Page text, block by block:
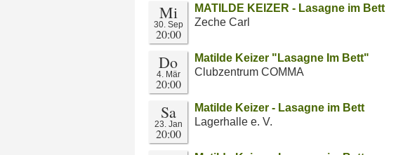
Mi
30. Sep
20:00
MATILDE KEIZER - Lasagne im Bett
Zeche Carl
Do
4. Mär
20:00
Matilde Keizer "Lasagne Im Bett"
Clubzentrum COMMA
Sa
23. Jan
20:00
Matilde Keizer - Lasagne im Bett
Lagerhalle e. V.